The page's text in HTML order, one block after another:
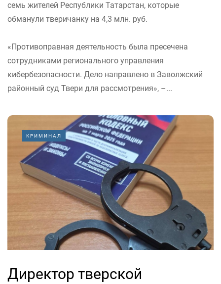
семь жителей Республики Татарстан, которые
обманули тверичанку на 4,3 млн. руб.
«Противоправная деятельность была пресечена
сотрудниками регионального управления
кибербезопасности. Дело направлено в Заволжский
районный суд Твери для рассмотрения», –...
КРИМИНАЛ
Директор тверской